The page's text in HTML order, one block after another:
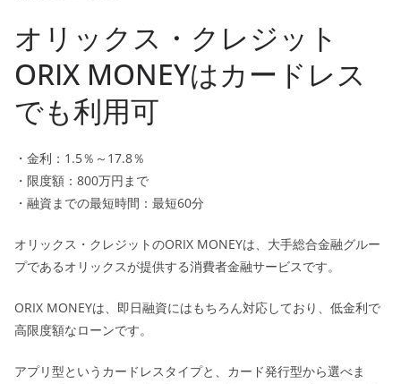
オリックス・クレジット
ORIX MONEYはカードレス
でも利用可
・金利：1.5％～17.8％
・限度額：800万円まで
・融資までの最短時間：最短60分
オリックス・クレジットのORIX MONEYは、大手総合金融グルー
プであるオリックスが提供する消費者金融サービスです。
ORIX MONEYは、即日融資にはもちろん対応しており、低金利で
高限度額なローンです。
アプリ型というカードレスタイプと、カード発行型から選べま